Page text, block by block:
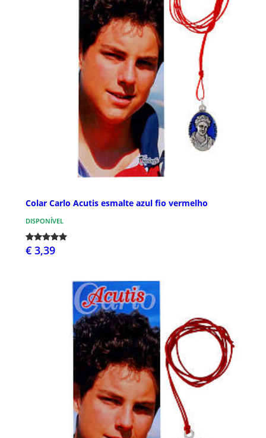
Colar Carlo Acutis esmalte azul fio vermelho
DISPONÍVEL
€ 3,39